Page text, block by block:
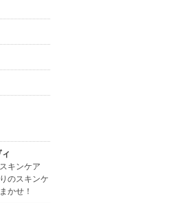
キンケア
のスキンケ
かせ！